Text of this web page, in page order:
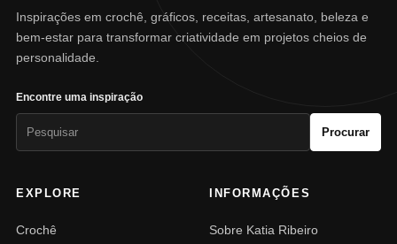
Inspirações em crochê, gráficos, receitas, artesanato, beleza e
bem-estar para transformar criatividade em projetos cheios de
personalidade.
Encontre uma inspiração
Procurar
EXPLORE
Crochê
INFORMAÇÕES
Sobre Katia Ribeiro